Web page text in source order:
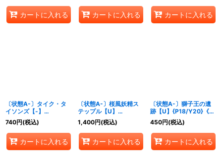
カートに入れる カートに入れる カートに入れる
〔状態A-〕タイク・タ
イソンズ【-】
{P34/Y18}《自然》
740円(税込)
カートに入れる
〔状態A-〕桜風妖精ス
テップル【U】
{P19/Y20}《自然》
1,400円(税込)
カートに入れる
〔状態A-〕獅子王の遺
跡【U】{P18/Y20}《自
然》
450円(税込)
カートに入れる